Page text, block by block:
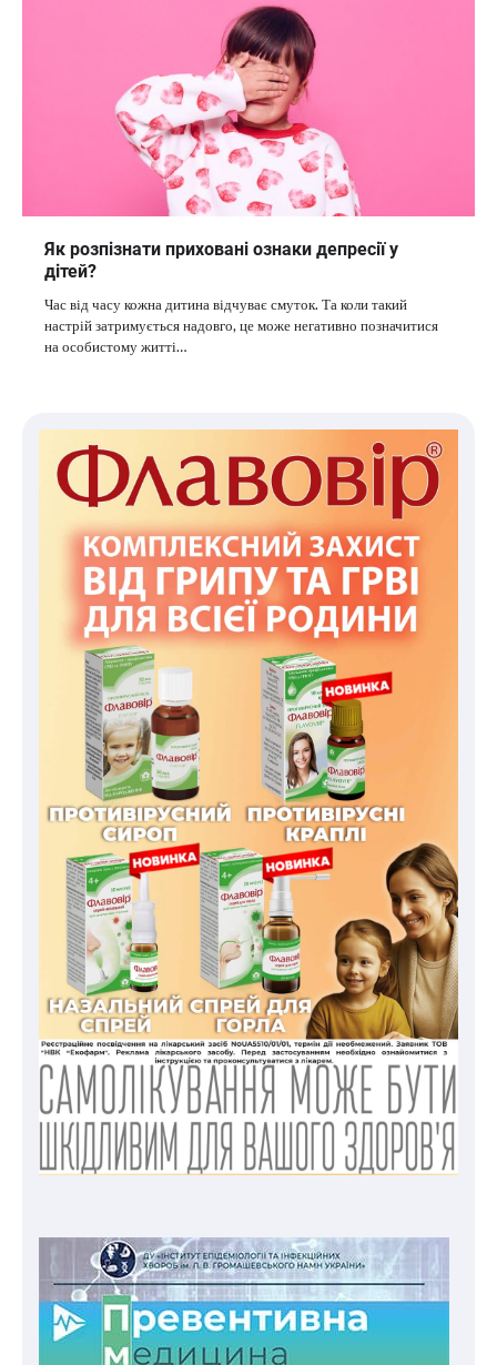
Як розпізнати приховані ознаки депресії у
дітей?
Час від часу кожна дитина відчуває смуток. Та коли такий
настрій затримується надовго, це може негативно позначитися
на особистому житті…